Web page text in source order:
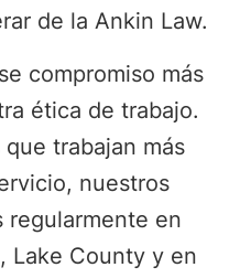
de la Ankin Law.
compromiso más
ética de trabajo.
trabajan más
nuestros
regularmente en
Lake County y en